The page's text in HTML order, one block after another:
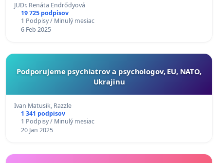
JUDr. Renáta Endrődyová
19 725 podpisov
1 Podpisy / Minulý mesiac
6 Feb 2025
Podporujeme psychiatrov a psychologov, EU, NATO,
Ukrajinu
Ivan Matusik, Razzle
1 341 podpisov
1 Podpisy / Minulý mesiac
20 Jan 2025